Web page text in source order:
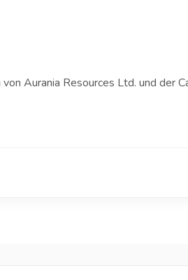
Aurania Resources Ltd. und der